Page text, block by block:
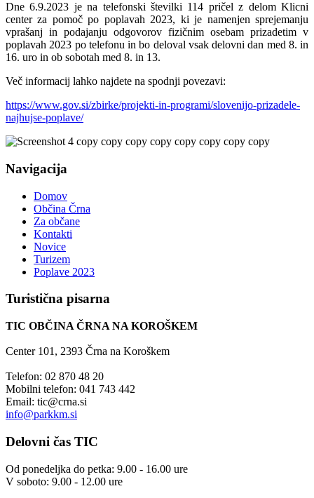
Dne 6.9.2023 je na telefonski številki 114 pričel z delom Klicni
center za pomoč po poplavah 2023, ki je namenjen sprejemanju
vprašanj in podajanju odgovorov fizičnim osebam prizadetim v
poplavah 2023 po telefonu in bo deloval vsak delovni dan med 8. in
16. uro in ob sobotah med 8. in 13.
Več informacij lahko najdete na spodnji povezavi:
https://www.gov.si/zbirke/projekti-in-programi/slovenijo-prizadele-
najhujse-poplave/
Navigacija
Domov
Občina Črna
Za občane
Kontakti
Novice
Turizem
Poplave 2023
Turistična pisarna
TIC OBČINA ČRNA NA KOROŠKEM
Center 101, 2393 Črna na Koroškem
Telefon: 02 870 48 20
Mobilni telefon: 041 743 442
Email: tic@crna.si
info@parkkm.si
Delovni čas TIC
Od ponedeljka do petka: 9.00 - 16.00 ure
V soboto: 9.00 - 12.00 ure